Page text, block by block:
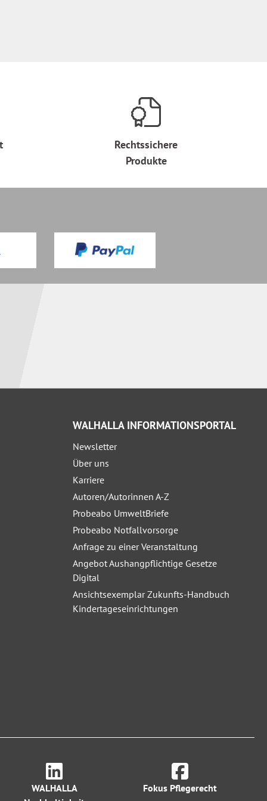
Rechtssichere
Produkte
WALHALLA INFORMATIONSPORTAL
Newsletter
Über uns
Karriere
Autoren/Autorinnen A-Z
Probeabo UmweltBriefe
Probeabo Notfallvorsorge
Anfrage zu einer Veranstaltung
Angebot Aushangpflichtige Gesetze
Digital
Ansichtsexemplar Zukunfts-Handbuch
Kindertageseinrichtungen
WALHALLA
Fokus Pflegerecht